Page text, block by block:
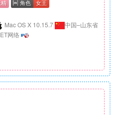
Mac OS X 10.15.7
中国–山东省
网络